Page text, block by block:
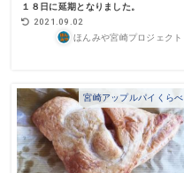
１８日に延期となりました。
2021.09.02
ほんみや宮崎プロジェクト
宮崎アップルパイくらべ